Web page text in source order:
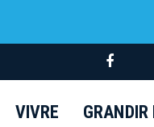
vers
VIVRE